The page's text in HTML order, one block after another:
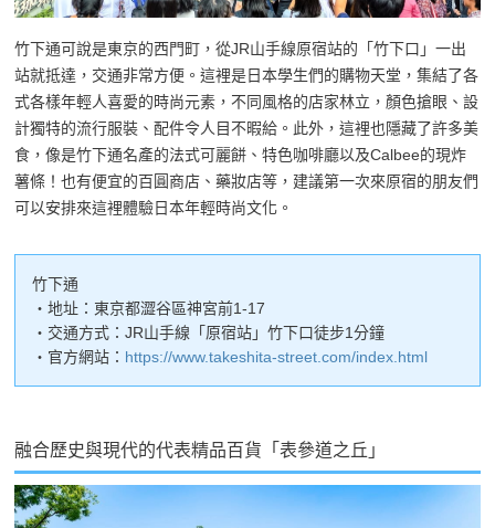
竹下通可說是東京的西門町，從JR山手線原宿站的「竹下口」一出
站就抵達，交通非常方便。這裡是日本學生們的購物天堂，集結了各
式各樣年輕人喜愛的時尚元素，不同風格的店家林立，顏色搶眼、設
計獨特的流行服裝、配件令人目不暇給。此外，這裡也隱藏了許多美
食，像是竹下通名產的法式可麗餅、特色咖啡廳以及Calbee的現炸
薯條！也有便宜的百圓商店、藥妝店等，建議第一次來原宿的朋友們
可以安排來這裡體驗日本年輕時尚文化。
竹下通
・地址：東京都澀谷區神宮前1-17
・交通方式：JR山手線「原宿站」竹下口徒步1分鐘
・官方網站： https://www.takeshita-street.com/index.html
融合歷史與現代的代表精品百貨「表參道之丘」